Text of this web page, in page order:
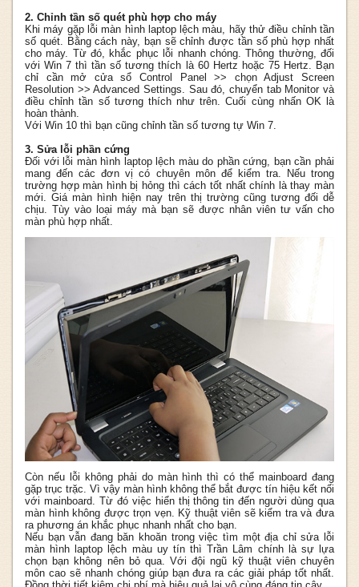
2. Chỉnh tần số quét phù hợp cho máy
Khi máy gặp lỗi màn hình laptop lệch màu, hãy thử điều chỉnh tần
số quét. Bằng cách này, bạn sẽ chỉnh được tần số phù hợp nhất
cho máy. Từ đó, khắc phục lỗi nhanh chóng. Thông thường, đối
với Win 7 thì tần số tương thích là 60 Hertz hoặc 75 Hertz. Bạn
chỉ cần mở cửa sổ Control Panel >> chọn Adjust Screen
Resolution >> Advanced Settings. Sau đó, chuyển tab Monitor và
điều chỉnh tần số tương thích như trên. Cuối cùng nhấn OK là
hoàn thành.
Với Win 10 thì bạn cũng chỉnh tần số tương tự Win 7.
3. Sửa lỗi phần cứng
Đối với lỗi màn hình laptop lệch màu do phần cứng, bạn cần phải
mang đến các đơn vị có chuyên môn để kiểm tra. Nếu trong
trường hợp màn hình bị hỏng thì cách tốt nhất chính là thay màn
mới. Giá màn hình hiện nay trên thị trường cũng tương đối dễ
chịu. Tùy vào loại máy mà bạn sẽ được nhân viên tư vấn cho
màn phù hợp nhất.
Còn nếu lỗi không phải do màn hình thì có thể mainboard đang
gặp trục trặc. Vì vậy màn hình không thể bắt được tín hiệu kết nối
với mainboard. Từ đó việc hiển thị thông tin đến người dùng qua
màn hình không được trọn vẹn. Kỹ thuật viên sẽ kiểm tra và đưa
ra phương án khắc phục nhanh nhất cho bạn.
Nếu bạn vẫn đang băn khoăn trong việc tìm một địa chỉ sửa lỗi
màn hình laptop lệch màu uy tín thì Trần Lâm chính là sự lựa
chọn bạn không nên bỏ qua. Với đội ngũ kỹ thuật viên chuyên
môn cao sẽ nhanh chóng giúp bạn đưa ra các giải pháp tốt nhất.